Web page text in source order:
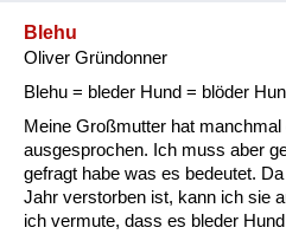
Blehu
Oliver Gründonner
Blehu = bleder Hund = blöder
Meine Großmutter hat
ausgesprochen. Ich muss aber
gefragt habe was es bedeutet.
Jahr verstorben ist, kann ich sie
ich vermute, dass es bleder